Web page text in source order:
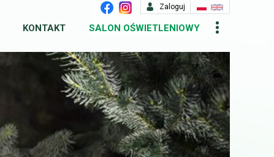
Zaloguj
KONTAKT SALON OŚWIETLENIOWY